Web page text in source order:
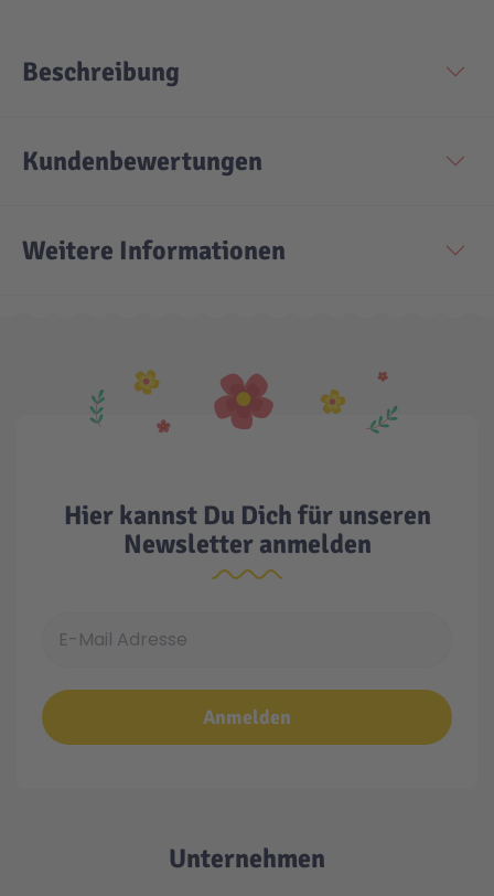
Beschreibung
Kundenbewertungen
Weitere Informationen
Hier kannst Du Dich für unseren
Newsletter anmelden
Anmelden
Unternehmen